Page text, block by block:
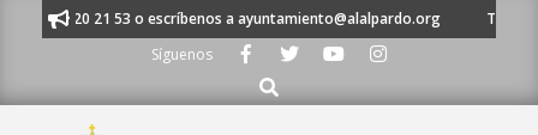
al 91 620 21 53 o escríbenos a ayuntamiento@alalpardo.org
TE
Síguenos
Buscar